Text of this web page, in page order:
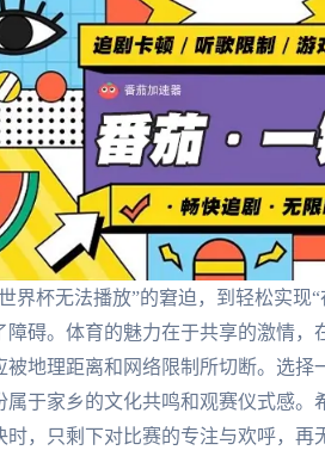
界杯无法播放”的窘迫，到轻松实
障碍。体育的魅力在于共享的激情
地理距离和网络限制所切断。选择
属于家乡的文化共鸣和观赛仪式感
，只剩下对比赛的专注与欢呼，再